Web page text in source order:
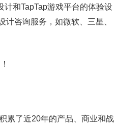
和TapTap游戏平台的体验设
咨询服务，如微软、三星、
累了近20年的产品、商业和战